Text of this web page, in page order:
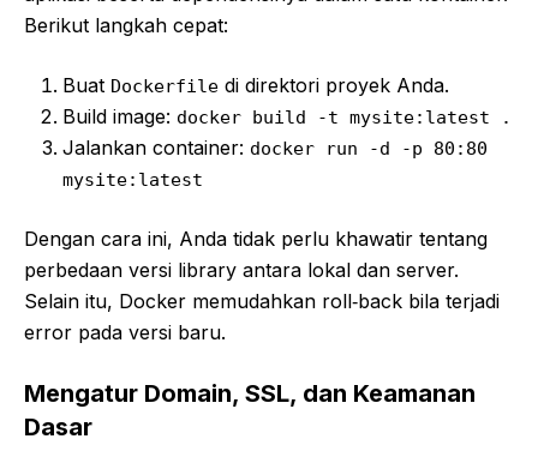
Berikut langkah cepat:
Buat Dockerfile di direktori proyek Anda.
Build image: docker build -t mysite:latest .
Jalankan container: docker run -d -p 80:80
mysite:latest
Dengan cara ini, Anda tidak perlu khawatir tentang
perbedaan versi library antara lokal dan server.
Selain itu, Docker memudahkan roll‑back bila terjadi
error pada versi baru.
Mengatur Domain, SSL, dan Keamanan
Dasar